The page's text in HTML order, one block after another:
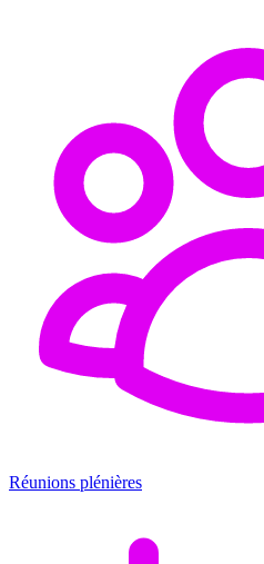
Réunions plénières